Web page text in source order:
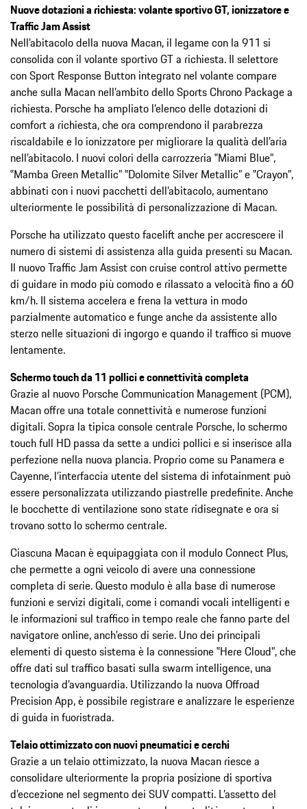
Nuove dotazioni a richiesta: volante sportivo GT, ionizzatore e
Traffic Jam Assist
Nell’abitacolo della nuova Macan, il legame con la 911 si
consolida con il volante sportivo GT a richiesta. Il selettore
con Sport Response Button integrato nel volante compare
anche sulla Macan nell’ambito dello Sports Chrono Package a
richiesta. Porsche ha ampliato l’elenco delle dotazioni di
comfort a richiesta, che ora comprendono il parabrezza
riscaldabile e lo ionizzatore per migliorare la qualità dell’aria
nell’abitacolo. I nuovi colori della carrozzeria ‟Miami Blue”,
‟Mamba Green Metallic” ‟Dolomite Silver Metallic” e ‟Crayon”,
abbinati con i nuovi pacchetti dell’abitacolo, aumentano
ulteriormente le possibilità di personalizzazione di Macan.
Porsche ha utilizzato questo facelift anche per accrescere il
numero di sistemi di assistenza alla guida presenti su Macan.
Il nuovo Traffic Jam Assist con cruise control attivo permette
di guidare in modo più comodo e rilassato a velocità fino a 60
km/h. Il sistema accelera e frena la vettura in modo
parzialmente automatico e funge anche da assistente allo
sterzo nelle situazioni di ingorgo e quando il traffico si muove
lentamente.
Schermo touch da 11 pollici e connettività completa
Grazie al nuovo Porsche Communication Management (PCM),
Macan offre una totale connettività e numerose funzioni
digitali. Sopra la tipica console centrale Porsche, lo schermo
touch full HD passa da sette a undici pollici e si inserisce alla
perfezione nella nuova plancia. Proprio come su Panamera e
Cayenne, l’interfaccia utente del sistema di infotainment può
essere personalizzata utilizzando piastrelle predefinite. Anche
le bocchette di ventilazione sono state ridisegnate e ora si
trovano sotto lo schermo centrale.
Ciascuna Macan è equipaggiata con il modulo Connect Plus,
che permette a ogni veicolo di avere una connessione
completa di serie. Questo modulo è alla base di numerose
funzioni e servizi digitali, come i comandi vocali intelligenti e
le informazioni sul traffico in tempo reale che fanno parte del
navigatore online, anch’esso di serie. Uno dei principali
elementi di questo sistema è la connessione ‟Here Cloud”, che
offre dati sul traffico basati sulla swarm intelligence, una
tecnologia d’avanguardia. Utilizzando la nuova Offroad
Precision App, è possibile registrare e analizzare le esperienze
di guida in fuoristrada.
Telaio ottimizzato con nuovi pneumatici e cerchi
Grazie a un telaio ottimizzato, la nuova Macan riesce a
consolidare ulteriormente la propria posizione di sportiva
d’eccezione nel segmento dei SUV compatti. L’assetto del